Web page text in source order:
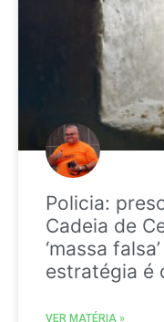
Policia:
Cadeia de
‘massa
estratégia é
VER MATÉRIA »